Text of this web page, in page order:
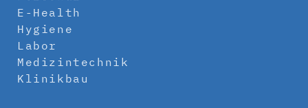
E-Health
Hygiene
Labor
Medizintechnik
Klinikbau